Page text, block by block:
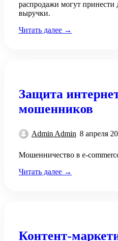
распродажи могут принести
выручки.
Читать далее →
Защита
мошенников
Admin Admin 8 апреля
Мошенничество в e-
Читать далее →
Контент-